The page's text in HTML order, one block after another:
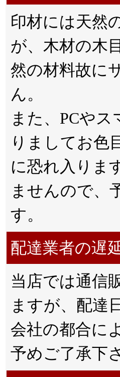
印材には天然
が、木材の木
然の材料故に
ん。
また、PCや
りましてお色
に恐れ入りま
ませんので、
す。
配達業者の遅
当店では通信
ますが、配達
会社の都合に
予めご了承下